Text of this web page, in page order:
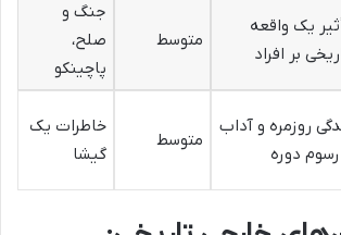
یک واقعه
بر افراد
متوسط
جنگ و
صلح،
پاچینکو
روزمره و آداب
دوره
متوسط
خاطرات یک
گیشا